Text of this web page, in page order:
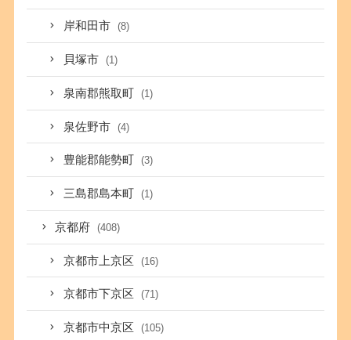
岸和田市 (8)
貝塚市 (1)
泉南郡熊取町 (1)
泉佐野市 (4)
豊能郡能勢町 (3)
三島郡島本町 (1)
京都府 (408)
京都市上京区 (16)
京都市下京区 (71)
京都市中京区 (105)